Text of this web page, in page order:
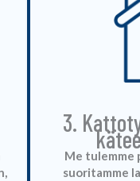
3.
Me tulemme
suoritamme